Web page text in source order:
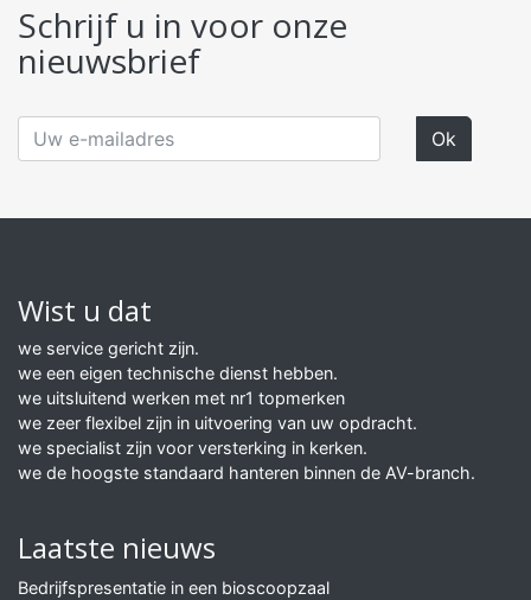
Schrijf u in voor onze
nieuwsbrief
Wist u dat
we service gericht zijn.
we een eigen technische dienst hebben.
we uitsluitend werken met nr1 topmerken
we zeer flexibel zijn in uitvoering van uw opdracht.
we specialist zijn voor versterking in kerken.
we de hoogste standaard hanteren binnen de AV-branch.
Laatste nieuws
Bedrijfspresentatie in een bioscoopzaal